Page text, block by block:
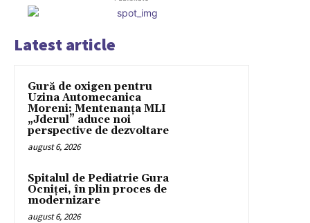
Latest article
Gură de oxigen pentru
Uzina Automecanica
Moreni: Mentenanța MLI
„Jderul” aduce noi
perspective de dezvoltare
august 6, 2026
Spitalul de Pediatrie Gura
Ocniței, în plin proces de
modernizare
august 6, 2026